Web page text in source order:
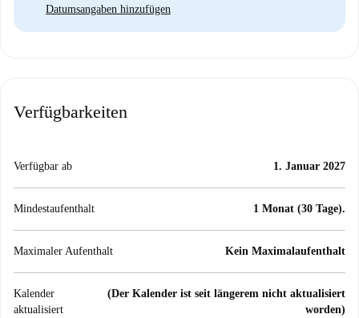
Datumsangaben hinzufügen
Verfügbarkeiten
Verfügbar ab 1. Januar 2027
Mindestaufenthalt 1 Monat (30 Tage).
Maximaler Aufenthalt Kein Maximalaufenthalt
Kalender
aktualisiert
(Der Kalender ist seit längerem nicht aktualisiert
worden)